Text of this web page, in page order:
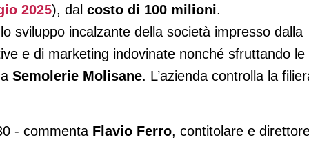
2025), dal costo di 100 milioni.
sviluppo incalzante della società impresso dalla
e di marketing indovinate nonché sfruttando le
Semolerie Molisane. L’azienda controlla la
- commenta Flavio Ferro, contitolare e